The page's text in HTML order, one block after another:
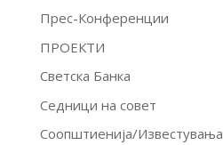
Прес-Конференции
ПРОЕКТИ
Светска Банка
Седници на совет
Соопштиенија/Известувања